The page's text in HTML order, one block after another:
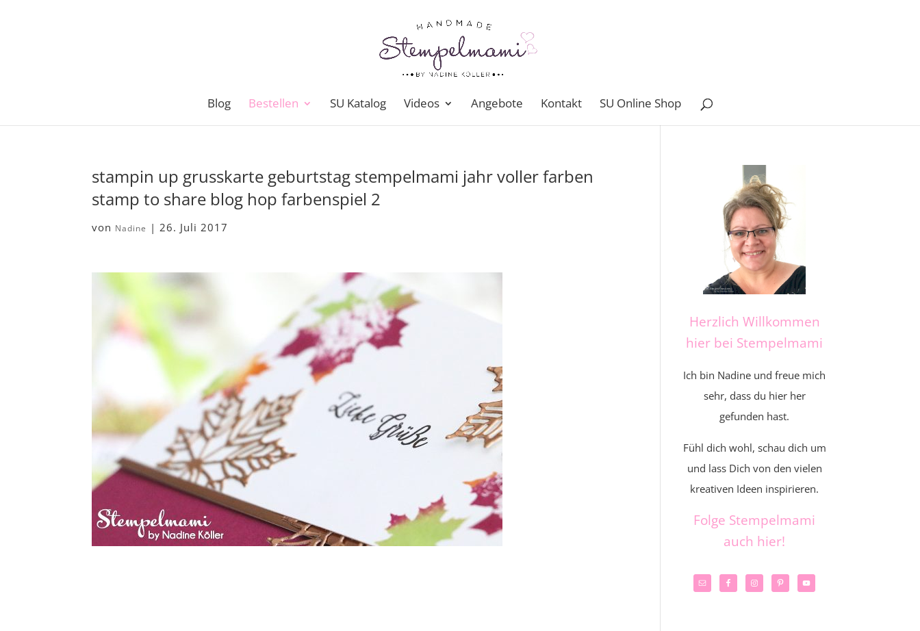
Blog Bestellen SU Katalog Videos Angebote Kontakt SU Online Shop
stampin up grusskarte geburtstag stempelmami jahr voller farben
stamp to share blog hop farbenspiel 2
von Nadine |26. Juli 2017
Herzlich Willkommen
hier bei Stempelmami
Ich bin Nadine und freue mich
sehr, dass du hier her
gefunden hast.
Fühl dich wohl, schau dich um
und lass Dich von den vielen
kreativen Ideen inspirieren.
Folge Stempelmami
auch hier!